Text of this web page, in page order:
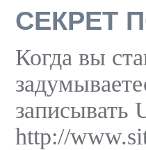
СЕКРЕТ
Когда вы
записывать
http://